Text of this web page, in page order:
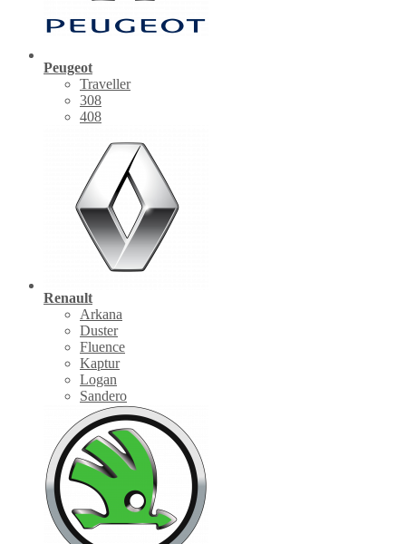
Peugeot
Traveller
308
408
Renault
Arkana
Duster
Fluence
Kaptur
Logan
Sandero